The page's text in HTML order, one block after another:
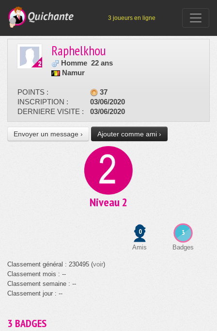
3 joueurs en ligne
Raphelkhou
Homme 22 ans
Namur
POINTS :
37
INSCRIPTION :
03/06/2020
DERNIERE VISITE :
03/06/2020
Envoyer un message › Ajouter comme ami ›
Niveau 2
3
Badges
0
Amis
Classement général : 230495 (voir)
Classement mois : --
Classement semaine : --
Classement jour : --
3 BADGES